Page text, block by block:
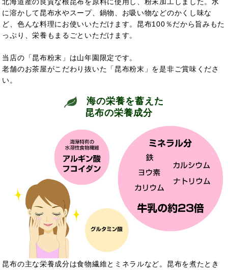
に溶かして昆布水やスープ、鍋物、お吸い物などのかくし味な
ど、色んな料理にお使いいただけます。昆布100％だから旨みもた
っぷり、栄養もまるごといただけます。
当店の「昆布粉末」は山年園限定です。
老舗のお茶屋がこだわり抜いた「昆布粉末」を是非ご賞味くださ
い。
海の栄養を蓄えた
昆布の栄養成分
昆布の主な栄養成分は食物繊維とミネラルなど。昆布を煮たとき